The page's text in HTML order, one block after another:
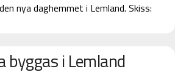
nya daghemmet i Lemland. Skiss:
byggas i Lemland